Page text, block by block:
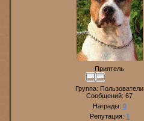
Приятель
Группа: Пользователи
Сообщений:67
Награды: 0
Репутация: 1